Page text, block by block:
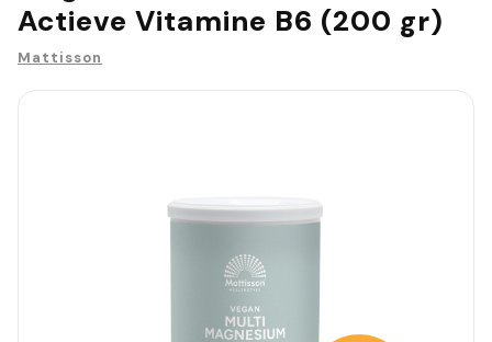
Actieve Vitamine B6 (200 gr)
Mattisson